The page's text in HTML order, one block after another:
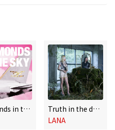
Diamonds in the Sky
Truth in the dark
LANA